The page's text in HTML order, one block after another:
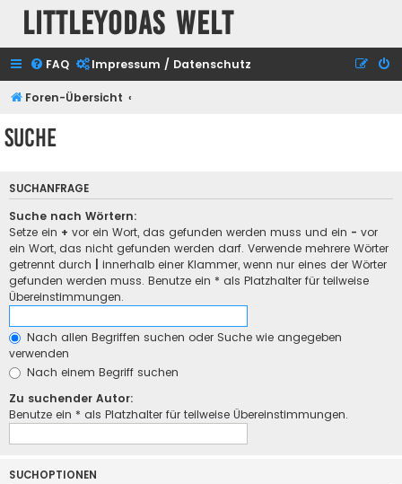
Littleyodas Welt
FAQ Impressum / Datenschutz
Foren-Übersicht
Suche
SUCHANFRAGE
Suche nach Wörtern:
Setze ein + vor ein Wort, das gefunden werden muss und ein - vor
ein Wort, das nicht gefunden werden darf. Verwende mehrere Wörter
getrennt durch
innerhalb einer Klammer, wenn nur eines der Wörter
gefunden werden muss. Benutze ein * als Platzhalter für teilweise
Übereinstimmungen.
Nach allen Begriffen suchen oder Suche wie angegeben
verwenden
Nach einem Begriff suchen
Zu suchender Autor:
Benutze ein * als Platzhalter für teilweise Übereinstimmungen.
SUCHOPTIONEN